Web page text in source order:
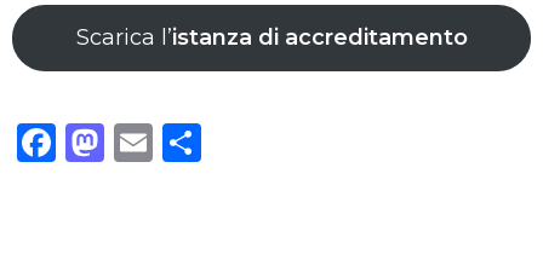
Scarica l’istanza di accreditamento
Facebook
Mastodon
Email